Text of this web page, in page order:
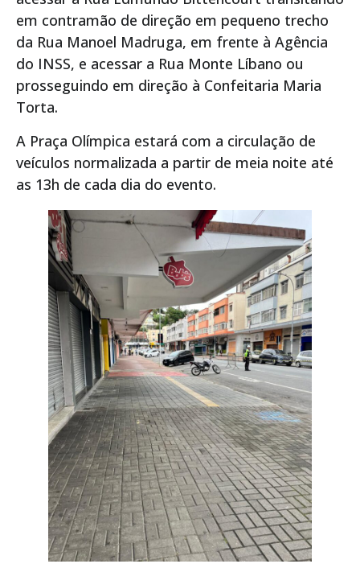
em contramão de direção em pequeno trecho
da Rua Manoel Madruga, em frente à Agência
do INSS, e acessar a Rua Monte Líbano ou
prosseguindo em direção à Confeitaria Maria
Torta.
A Praça Olímpica estará com a circulação de
veículos normalizada a partir de meia noite até
as 13h de cada dia do evento.